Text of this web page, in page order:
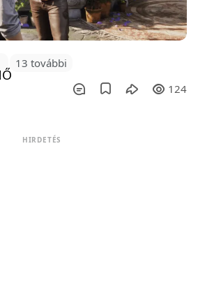
13 további
124
HIRDETÉS